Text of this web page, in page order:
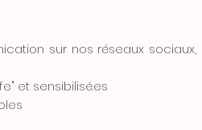
sur nos réseaux
et sensibilisé.es